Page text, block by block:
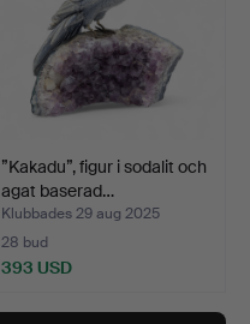
”Kakadu”, figur i sodalit och
agat baserad…
Klubbades 29 aug 2025
28 bud
393 USD